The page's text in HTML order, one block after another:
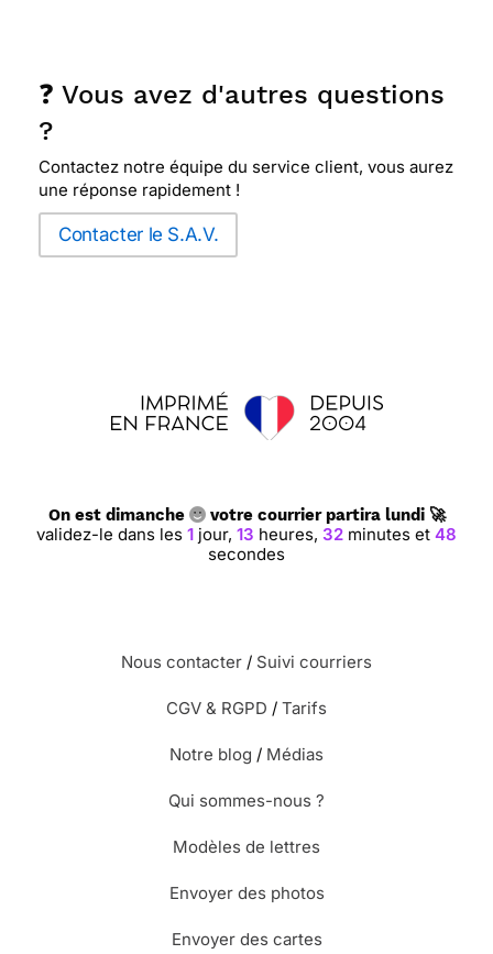
❓ Vous avez d'autres questions
?
Contactez notre équipe du service client, vous aurez
une réponse rapidement !
Contacter le S.A.V.
On est dimanche votre courrier partira lundi 🚀
validez-le dans les1 jour,13 heures,32 minutes et47
secondes
Nous contacter / Suivi courriers
CGV & RGPD / Tarifs
Notre blog / Médias
Qui sommes-nous ?
Modèles de lettres
Envoyer des photos
Envoyer des cartes